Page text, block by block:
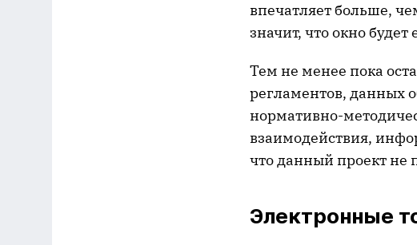
впечатляет больше,
значит, что окно
Тем не менее пока
регламентов, данных
нормативно-
взаимодействия,
что данный проект не
Электронные